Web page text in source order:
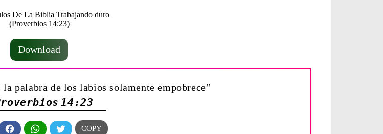
Download
palabra de los labios solamente empobrece”
14:23